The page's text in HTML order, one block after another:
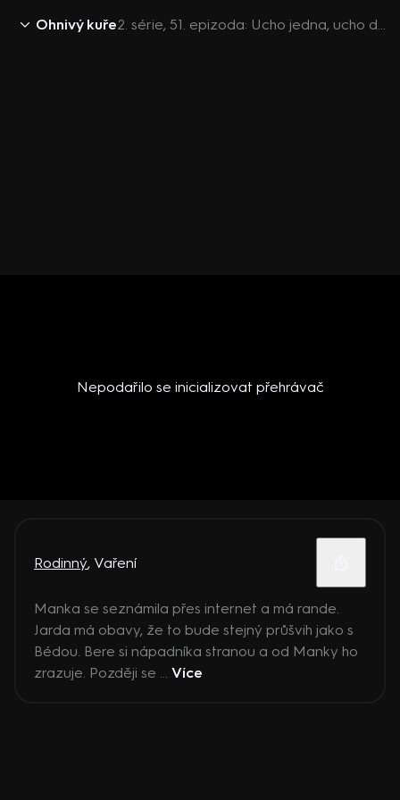
Ohnivý kuře 2. série, 51. epizoda: Ucho jedna, ucho dvě!
Nepodařilo se inicializovat přehrávač
Rodinný, Vaření
Manka se seznámila přes internet a má rande.
Jarda má obavy, že to bude stejný průšvih jako s
Bédou. Bere si nápadníka stranou a od Manky ho
zrazuje. Později se ... Více